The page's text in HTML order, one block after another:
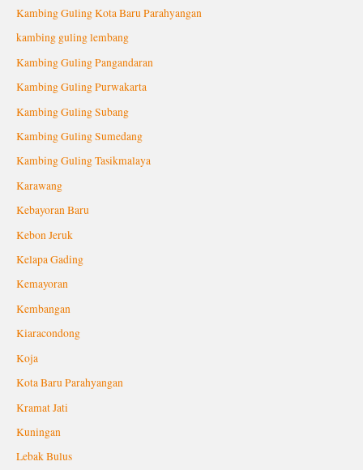
Kambing Guling Kota Baru Parahyangan
kambing guling lembang
Kambing Guling Pangandaran
Kambing Guling Purwakarta
Kambing Guling Subang
Kambing Guling Sumedang
Kambing Guling Tasikmalaya
Karawang
Kebayoran Baru
Kebon Jeruk
Kelapa Gading
Kemayoran
Kembangan
Kiaracondong
Koja
Kota Baru Parahyangan
Kramat Jati
Kuningan
Lebak Bulus